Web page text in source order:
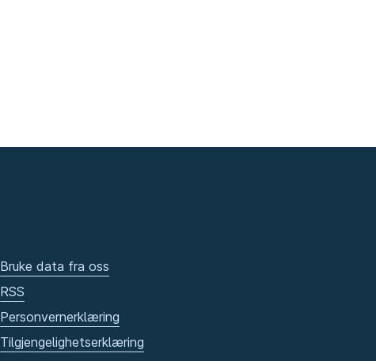
Bruke data fra oss
RSS
Personvernerklæring
Tilgjengelighetserklæring